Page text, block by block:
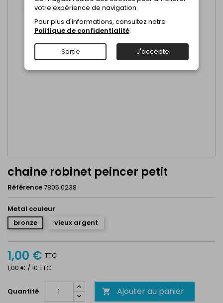
chaine robinet peincer petit
Référence7805.0238
Metal couleur
bronze
vieux argent
1,00 € TTC
1,00 € / 10 TTC
Quantité  Ajouter au panier
votre expérience de navigation.
Pour plus d'informations, consultez notre
Politique de confidentialité.
Sortie J'accepte